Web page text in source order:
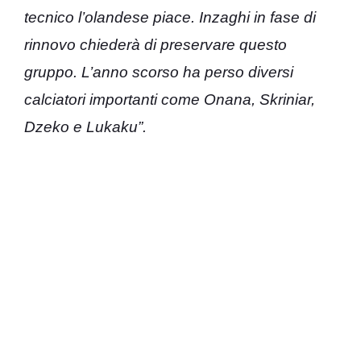
tecnico l’olandese piace. Inzaghi in fase di
rinnovo chiederà di preservare questo
gruppo. L’anno scorso ha perso diversi
calciatori importanti come Onana, Skriniar,
Dzeko e Lukaku”.